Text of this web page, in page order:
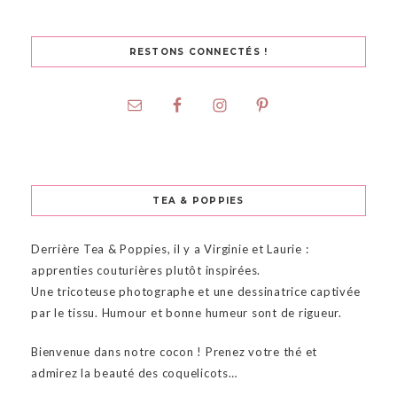
RESTONS CONNECTÉS !
TEA & POPPIES
Derrière Tea & Poppies, il y a Virginie et Laurie :
apprenties couturières plutôt inspirées.
Une tricoteuse photographe et une dessinatrice captivée
par le tissu. Humour et bonne humeur sont de rigueur.
Bienvenue dans notre cocon ! Prenez votre thé et
admirez la beauté des coquelicots…